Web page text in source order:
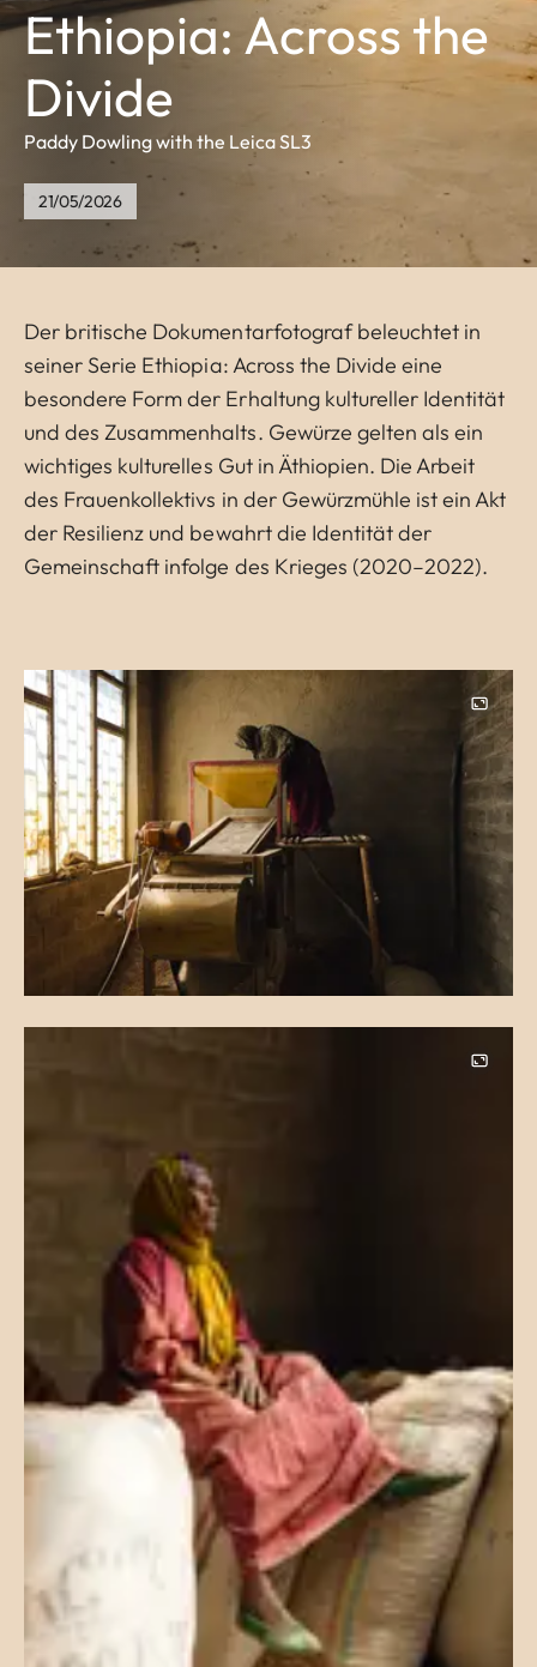
Ethiopia: Across the
Divide
Paddy Dowling with the Leica SL3
21/05/2026
Der britische Dokumentarfotograf beleuchtet in
seiner Serie Ethiopia: Across the Divide eine
besondere Form der Erhaltung kultureller Identität
und des Zusammenhalts. Gewürze gelten als ein
wichtiges kulturelles Gut in Äthiopien. Die Arbeit
des Frauenkollektivs in der Gewürzmühle ist ein Akt
der Resilienz und bewahrt die Identität der
Gemeinschaft infolge des Krieges (2020–2022).